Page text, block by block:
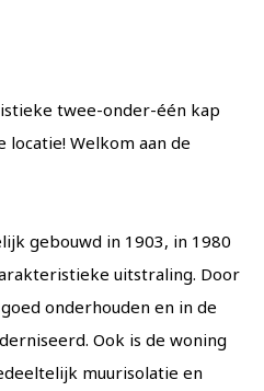
twee-onder-één kap
Welkom aan de
gebouwd in 1903, in 1980
uitstraling. Door
onderhouden en in de
Ook is de woning
muurisolatie en